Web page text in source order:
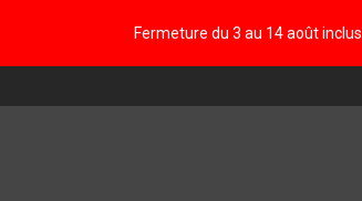
Fermeture du 3 au 14 août inclus